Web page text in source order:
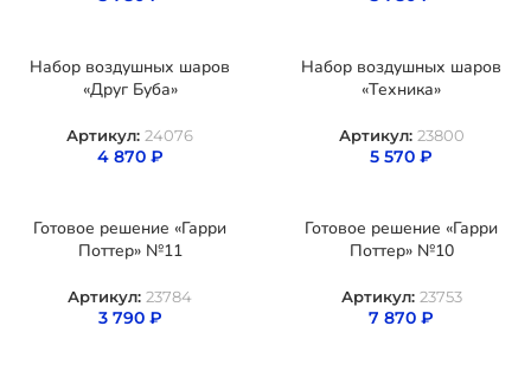
Набор воздушных шаров
«Друг Буба»
Артикул: 24076
4 870 ₽
Набор воздушных шаров
«Техника»
Артикул: 23800
5 570 ₽
Готовое решение «Гарри
Поттер» №11
Артикул: 23784
3 790 ₽
Готовое решение «Гарри
Поттер» №10
Артикул: 23753
7 870 ₽